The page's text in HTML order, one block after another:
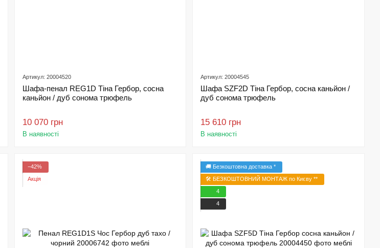
Артикул: 20004520
Шафа-пенал REG1D Тіна Гербор, сосна
каньйон / дуб сонома трюфель
10 070 грн
В наявності
Артикул: 20004545
Шафа SZF2D Тіна Гербор, сосна каньйон /
дуб сонома трюфель
15 610 грн
В наявності
−42%
Акція
🚚 Безкоштовна доставка *
🛠️ БЕЗКОШТОВНИЙ МОНТАЖ по Києву **
4
4